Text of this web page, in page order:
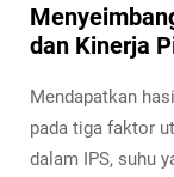
dan Kinerja
Mendapatkan
pada tiga faktor
dalam IPS, suhu